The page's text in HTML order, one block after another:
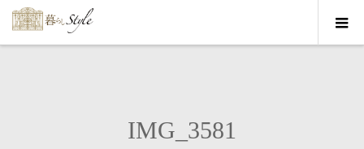
IMG_3581